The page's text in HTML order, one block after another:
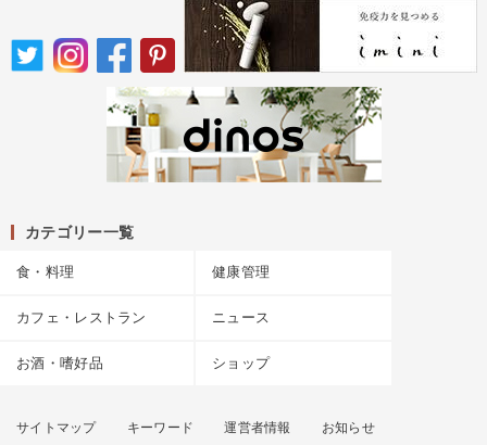
カテゴリー一覧
食・料理 健康管理
カフェ・レストラン ニュース
お酒・嗜好品 ショップ
サイトマップ キーワード 運営者情報 お知らせ